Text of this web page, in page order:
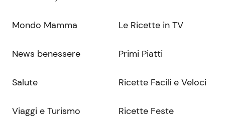
Mondo Mamma
News benessere
Salute
Viaggi e Turismo
Le Ricette in TV
Primi Piatti
Ricette Facili e Veloci
Ricette Feste